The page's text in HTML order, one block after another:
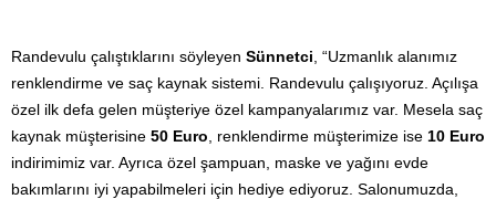
Randevulu çalıştıklarını söyleyen Sünnetci , “Uzmanlık alanımız
renklendirme ve saç kaynak sistemi. Randevulu çalışıyoruz. Açılışa
özel ilk defa gelen müşteriye özel kampanyalarımız var. Mesela saç
kaynak müşterisine 50 Euro , renklendirme müşterimize ise 10 Euro
indirimimiz var. Ayrıca özel şampuan, maske ve yağını evde
bakımlarını iyi yapabilmeleri için hediye ediyoruz. Salonumuzda,